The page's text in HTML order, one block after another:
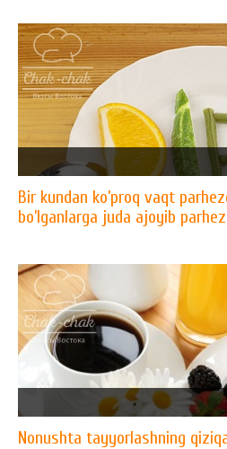
Bir kundan ko’proq vaqt
bo’lganlarga juda ajoyib parhez
Nonushta tayyorlashning